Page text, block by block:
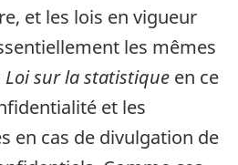
et les lois en vigueur
les mêmes
Loi sur la statistique en ce
et les
en cas de divulgation de